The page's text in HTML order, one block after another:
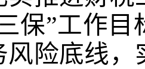
保”工作
风险底线